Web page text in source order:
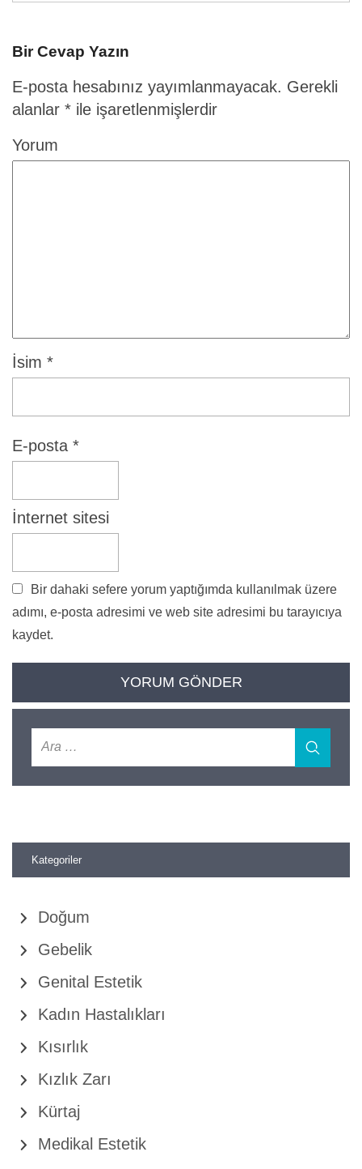
Bir Cevap Yazın
E-posta hesabınız yayımlanmayacak. Gerekli
alanlar * ile işaretlenmişlerdir
Yorum
İsim *
E-posta *
İnternet sitesi
Bir dahaki sefere yorum yaptığımda kullanılmak üzere
adımı, e-posta adresimi ve web site adresimi bu tarayıcıya
kaydet.
Kategoriler
Doğum
Gebelik
Genital Estetik
Kadın Hastalıkları
Kısırlık
Kızlık Zarı
Kürtaj
Medikal Estetik